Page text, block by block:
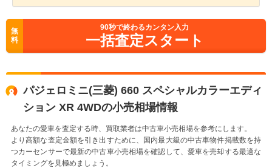
無
料
90秒で終わるカンタン入力
一括査定スタート
パジェロミニ(三菱) 660 スペシャルカラーエディ
ション XR 4WDの小売相場情報
あなたの愛車を査定する時、買取業者は中古車小売相場を参考にします。
より高額な査定金額を引き出すために、国内最大級の中古車物件掲載数を持
つカーセンサーで最新の中古車小売相場を確認して、愛車を売却する最適な
タイミングを見極めましょう。